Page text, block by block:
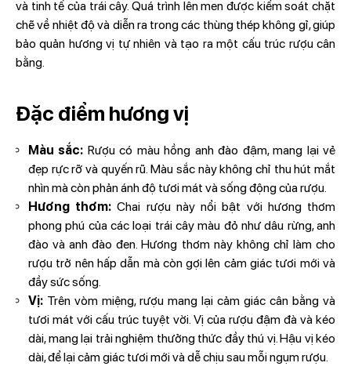
và tinh tế của trái cây. Quá trình lên men được kiểm soát chặt
chẽ về nhiệt độ và diễn ra trong các thùng thép không gỉ, giúp
bảo quản hương vị tự nhiên và tạo ra một cấu trúc rượu cân
bằng.
Đặc điểm hương vị
Màu sắc: Rượu có màu hồng anh đào đậm, mang lại vẻ
đẹp rực rỡ và quyến rũ. Màu sắc này không chỉ thu hút mắt
nhìn mà còn phản ánh độ tươi mát và sống động của rượu.
Hương thơm: Chai rượu này nổi bật với hương thơm
phong phú của các loại trái cây màu đỏ như dâu rừng, anh
đào và anh đào đen. Hương thơm này không chỉ làm cho
rượu trở nên hấp dẫn mà còn gợi lên cảm giác tươi mới và
đầy sức sống.
Vị: Trên vòm miệng, rượu mang lại cảm giác cân bằng và
tươi mát với cấu trúc tuyệt vời. Vị của rượu đậm đà và kéo
dài, mang lại trải nghiệm thưởng thức đầy thú vị. Hậu vị kéo
dài, để lại cảm giác tươi mới và dễ chịu sau mỗi ngụm rượu.